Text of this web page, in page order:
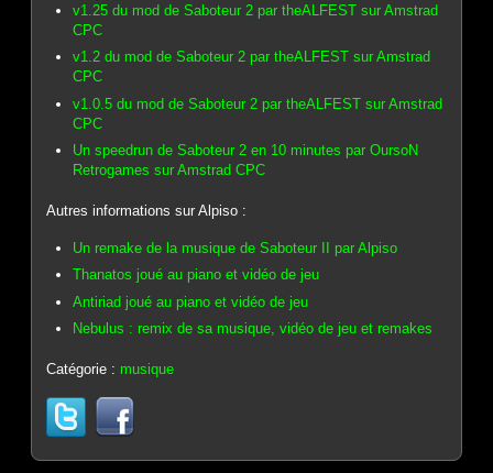
v1.25 du mod de Saboteur 2 par theALFEST sur Amstrad
CPC
v1.2 du mod de Saboteur 2 par theALFEST sur Amstrad
CPC
v1.0.5 du mod de Saboteur 2 par theALFEST sur Amstrad
CPC
Un speedrun de Saboteur 2 en 10 minutes par OursoN
Retrogames sur Amstrad CPC
Autres informations sur Alpiso :
Un remake de la musique de Saboteur II par Alpiso
Thanatos joué au piano et vidéo de jeu
Antiriad joué au piano et vidéo de jeu
Nebulus : remix de sa musique, vidéo de jeu et remakes
Catégorie : musique